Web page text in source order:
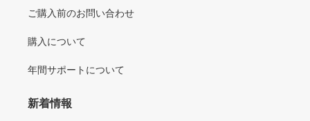
ご購入前のお問い合わせ
購入について
年間サポートについて
新着情報